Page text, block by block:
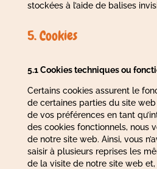
stockées à l’aide de balises
5. Cookies
5.1 Cookies techniques ou
Certains cookies assurent le
de certaines parties du site
de vos préférences en tant
des cookies fonctionnels, nous
de notre site web. Ainsi, vous
saisir à plusieurs reprises les
de la visite de notre site web